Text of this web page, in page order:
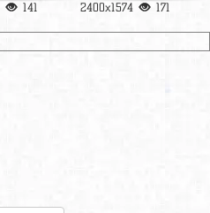
141 2400x1574 171